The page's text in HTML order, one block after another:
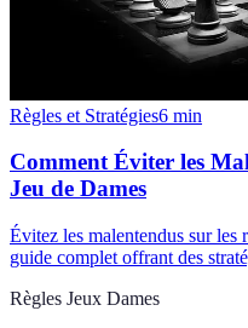
Règles et Stratégies6 min
Comment Éviter les
Jeu de Dames
Évitez les malentendus sur les
guide complet offrant des
Règles Jeux Dames